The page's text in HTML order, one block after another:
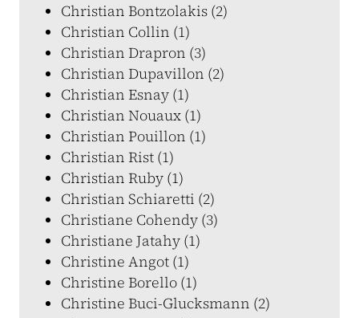
Christian Bontzolakis (2)
Christian Collin (1)
Christian Drapron (3)
Christian Dupavillon (2)
Christian Esnay (1)
Christian Nouaux (1)
Christian Pouillon (1)
Christian Rist (1)
Christian Ruby (1)
Christian Schiaretti (2)
Christiane Cohendy (3)
Christiane Jatahy (1)
Christine Angot (1)
Christine Borello (1)
Christine Buci-Glucksmann (2)